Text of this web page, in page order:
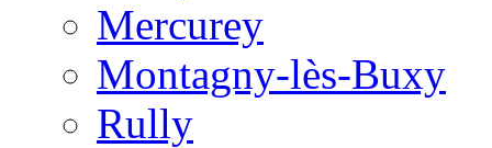
Mercurey
Montagny-lès-Buxy
Rully